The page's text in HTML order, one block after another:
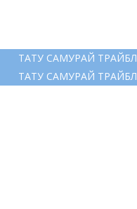
ТАТУ САМУРАЙ ТРАЙБЛ
ТАТУ САМУРАЙ ТРАЙБЛ